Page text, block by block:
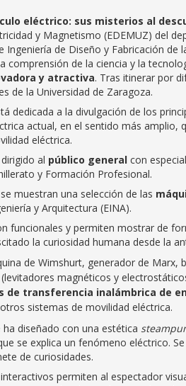
eléctrico: sus misterios al
y Magnetismo (EDEMUZ) del
Ingeniería de Diseño y Fabricación
comprensión de la ciencia y la
y atractiva. Tras itinerar por
de la Universidad de Zaragoza.
dedicada a la divulgación de los
actual, en el sentido más amplio,
eléctrica.
al público general con
y Formación Profesional.
muestran una selección de las
y Arquitectura (EINA).
funcionales y permiten mostrar de
la curiosidad humana desde la
de Wimshurt, generador de Marx,
(levitadores magnéticos y
de transferencia inalámbrica de
sistemas de movilidad eléctrica.
ha diseñado con una estética
se explica un fenómeno eléctrico.
de curiosidades.
permiten al espectador